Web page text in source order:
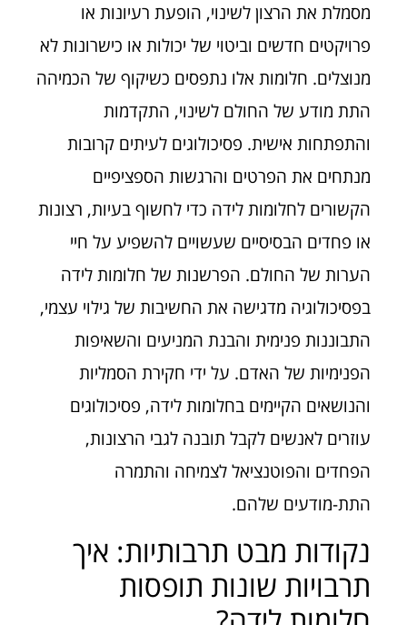
מסמלת את הרצון לשינוי, הופעת רעיונות או
פרויקטים חדשים וביטוי של יכולות או כישרונות לא
מנוצלים. חלומות אלו נתפסים כשיקוף של הכמיהה
התת מודע של החולם לשינוי, התקדמות
והתפתחות אישית. פסיכולוגים לעיתים קרובות
מנתחים את הפרטים והרגשות הספציפיים
הקשורים לחלומות לידה כדי לחשוף בעיות, רצונות
או פחדים הבסיסיים שעשויים להשפיע על חיי
הערות של החולם. הפרשנות של חלומות לידה
בפסיכולוגיה מדגישה את החשיבות של גילוי עצמי,
התבוננות פנימית והבנת המניעים והשאיפות
הפנימיות של האדם. על ידי חקירת הסמליות
והנושאים הקיימים בחלומות לידה, פסיכולוגים
עוזרים לאנשים לקבל תובנה לגבי הרצונות,
הפחדים והפוטנציאל לצמיחה והתמרה
התת-מודעים שלהם.
נקודות מבט תרבותיות: איך
תרבויות שונות תופסות